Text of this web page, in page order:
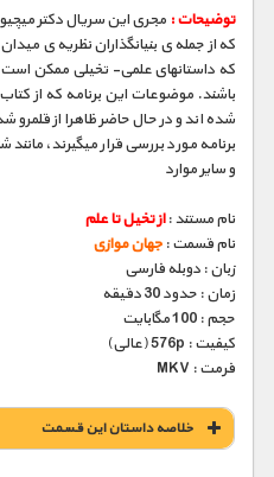
توضیحات : مجری­ این سریال دکتر
که از جمله­ ی بنیانگذاران نظریه­ ی
که داستانهای علمی- تخیلی ممکن است
باشند. موضوعات این برنامه که از
شده­ اند و در حال حاضر ظاهرا از قلمرو
برنامه مورد بررسی قرار می­گیرند،
و سایر موارد
نام مستند :از تخیل تا علم
نام قسمت : جهان موازی
زبان : دوبله فارسی
زمان : حدود 30 دقیقه
حجم : 100 مگابایت
کیفیت : 576p (عالی)
فرمت : MKV
خلاصه داستان این قسمت